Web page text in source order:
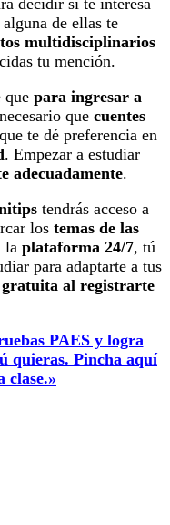
decidir si te interesa
de ellas te
multidisciplinarios
tu mención.
que para ingresar a
que cuentes
que te dé preferencia en
. Empezar a estudiar
adecuadamente.
tendrás acceso a
los temas de las
la plataforma 24/7, tú
para adaptarte a tus
al registrarte
PAES y logra
quieras. Pincha aquí
clase.»